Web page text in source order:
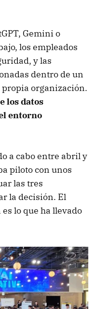
Gemini o
los empleados
y las
dentro de un
organización.
los datos
entorno
a cabo entre abril y
piloto con unos
las tres
la decisión. El
lo que ha llevado